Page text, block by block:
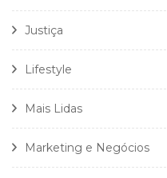
Justiça
Lifestyle
Mais Lidas
Marketing e Negócios